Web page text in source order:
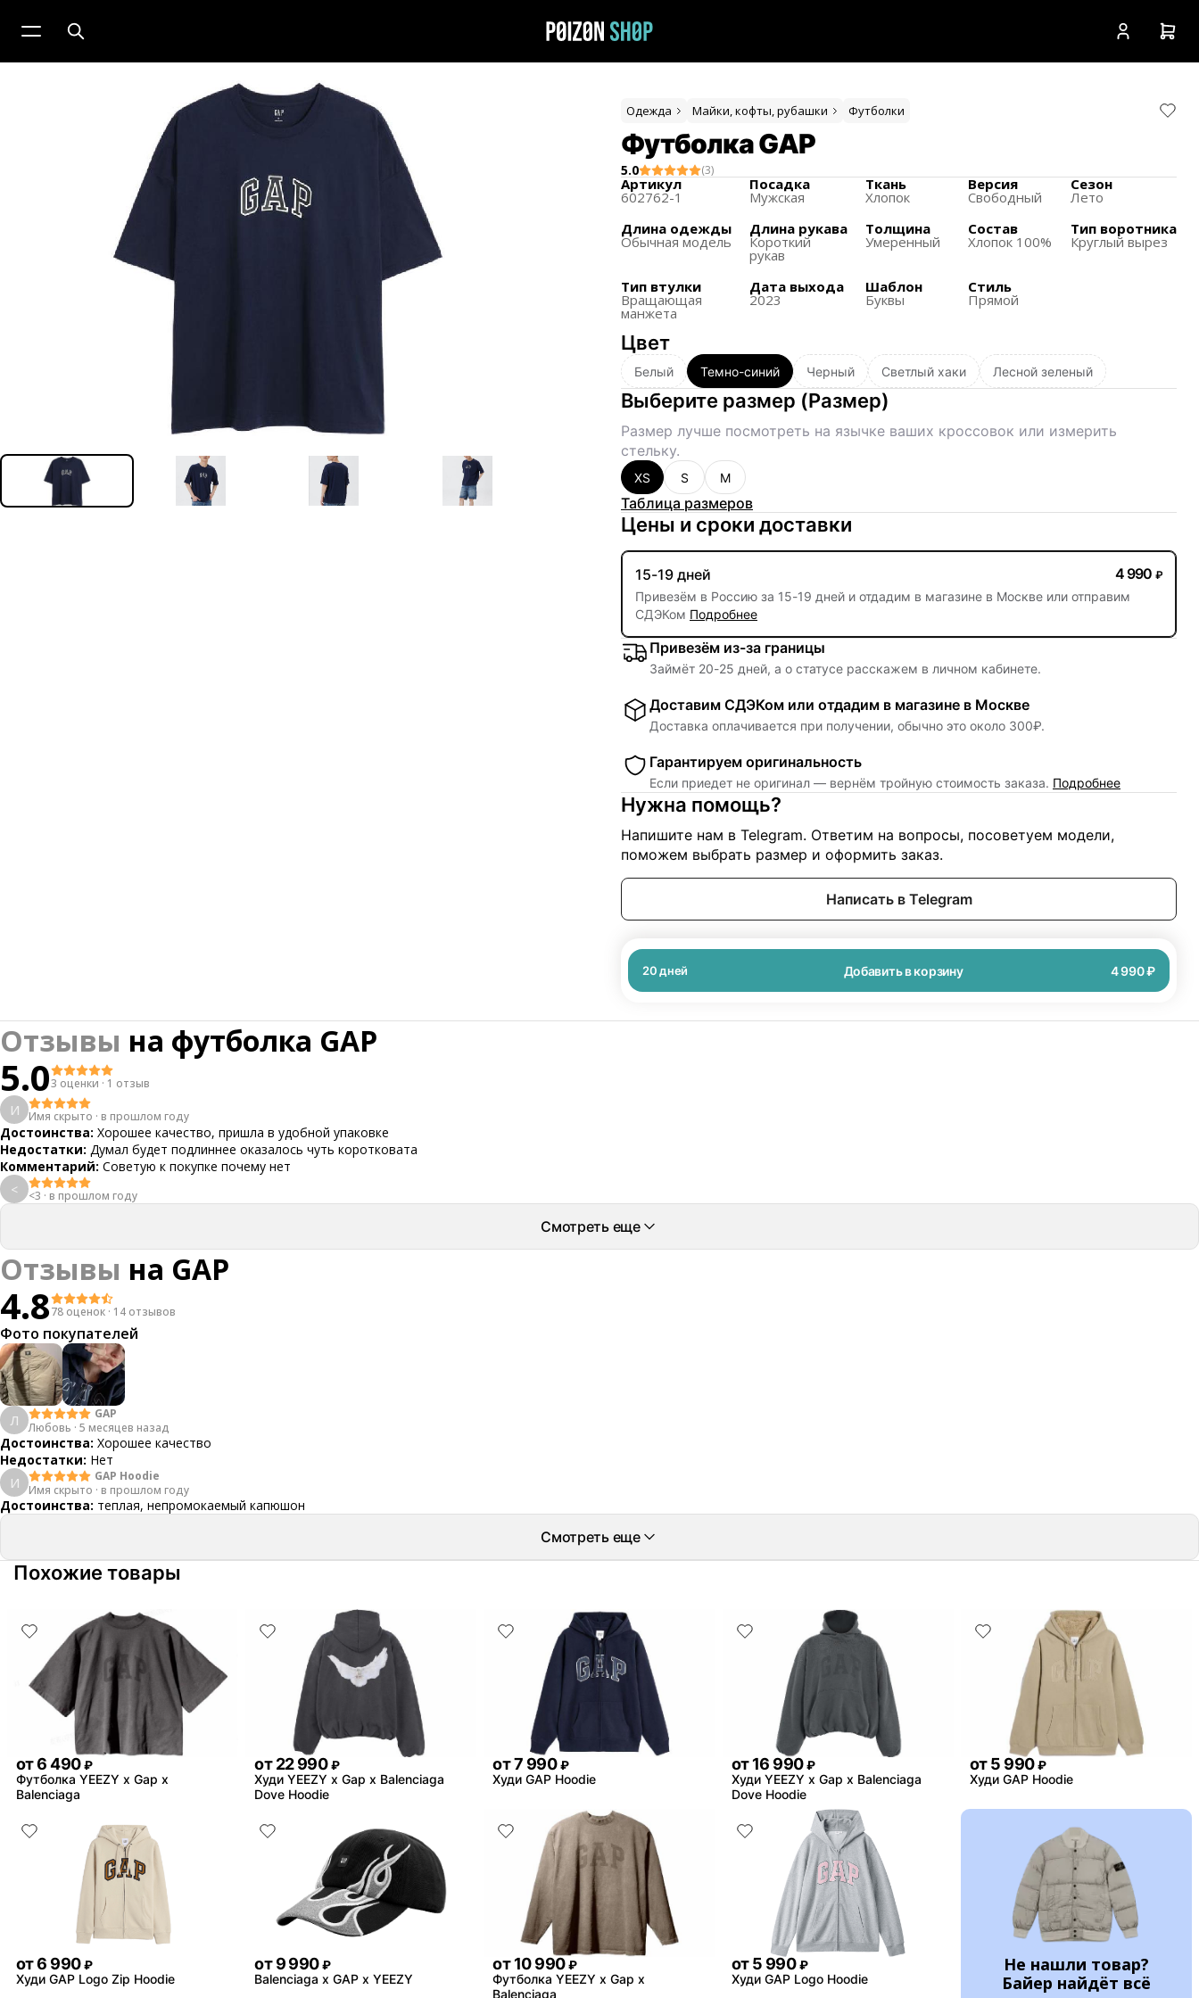
Одежда Майки, кофты, рубашки Футболки
Футболка GAP
5.0 (3)
Артикул
602762-1
Посадка
Мужская
Ткань
Хлопок
Версия
Свободный
Сезон
Лето
Длина одежды
Обычная модель
Длина рукава
Короткий
рукав
Толщина
Умеренный
Состав
Хлопок 100%
Тип воротника
Круглый вырез
Тип втулки
Вращающая
манжета
Дата выхода
2023
Шаблон
Буквы
Стиль
Прямой
Цвет
Белый Темно-синий Черный Светлый хаки Лесной зеленый
Выберите размер (Размер)
Размер лучше посмотреть на язычке ваших кроссовок или измерить
стельку.
XS S M
Таблица размеров
Цены и сроки доставки
15-19 дней 4 990 ₽
Привезём в Россию за 15-19 дней и отдадим в магазине в Москве или отправим
СДЭКом Подробнее
Привезём из-за границы
Займёт 20-25 дней, а о статусе расскажем в личном кабинете.
Доставим СДЭКом или отдадим в магазине в Москве
Доставка оплачивается при получении, обычно это около 300₽.
Гарантируем оригинальность
Если приедет не оригинал — вернём тройную стоимость заказа. Подробнее
Нужна помощь?
Напишите нам в Telegram. Ответим на вопросы, посоветуем модели,
поможем выбрать размер и оформить заказ.
Написать в Telegram
20дней Добавить в корзину 4 990 ₽
Отзывы на футболка GAP
5.03 оценки · 1 отзыв
И Имя скрыто · в прошлом году
Достоинства: Хорошее качество, пришла в удобной упаковке
Недостатки: Думал будет подлиннее оказалось чуть коротковата
Комментарий: Советую к покупке почему нет
<
<3 · в прошлом году
Смотреть еще
Отзывы на GAP
4.878 оценок · 14 отзывов
Фото покупателей
Л
GAP
Любовь · 5 месяцев назад
Достоинства: Хорошее качество
Недостатки: Нет
И
GAP Hoodie
Имя скрыто · в прошлом году
Достоинства: теплая, непромокаемый капюшон
Смотреть еще
Похожие товары
от6 490 ₽
Футболка YEEZY x Gap x
Balenciaga
от 22 990 ₽
Худи YEEZY x Gap x Balenciaga
Dove Hoodie
от7 990 ₽
Худи GAP Hoodie
от 16 990 ₽
Худи YEEZY x Gap x Balenciaga
Dove Hoodie
от 5 990 ₽
Худи GAP Hoodie
от6 990 ₽
Худи GAP Logo Zip Hoodie
от 9 990 ₽
Balenciaga x GAP x YEEZY
от 10 990 ₽
Футболка YEEZY x Gap x
Balenciaga
от 5 990 ₽
Худи GAP Logo Hoodie
Не нашли товар?
Байер найдёт всё